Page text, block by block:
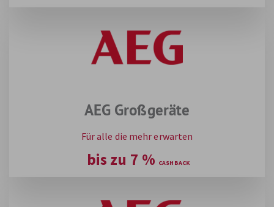
AEG Großgeräte
Für alle die mehr erwarten
bis zu 7 %